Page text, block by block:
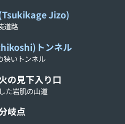
Jizo)
道路
トンネル
狭いトンネル
の見下入り口
た岩肌の山道
岐点